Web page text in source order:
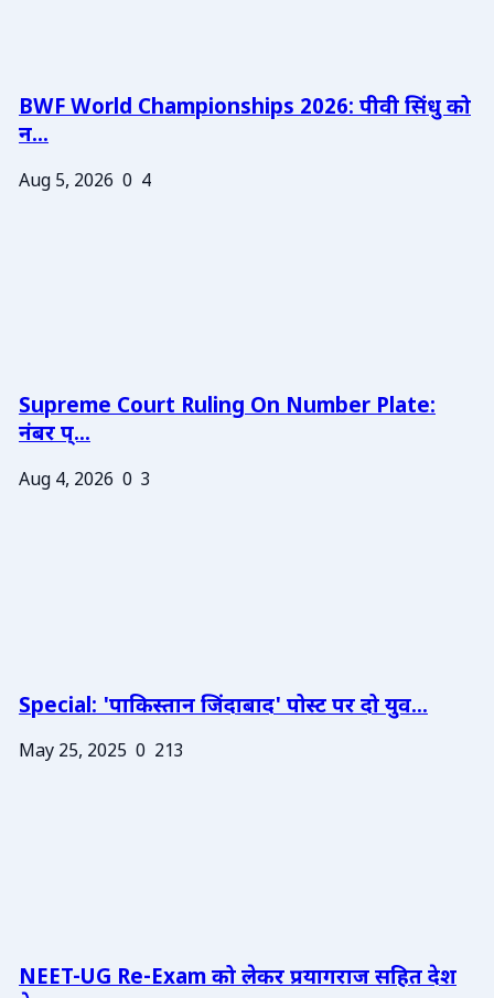
BWF World Championships 2026: पीवी सिंधु को
न...
Aug 5, 2026 0 4
Supreme Court Ruling On Number Plate:
नंबर प्...
Aug 4, 2026 0 3
Special: 'पाकिस्तान जिंदाबाद' पोस्ट पर दो युव...
May 25, 2025 0 213
NEET-UG Re-Exam को लेकर प्रयागराज सहित देश